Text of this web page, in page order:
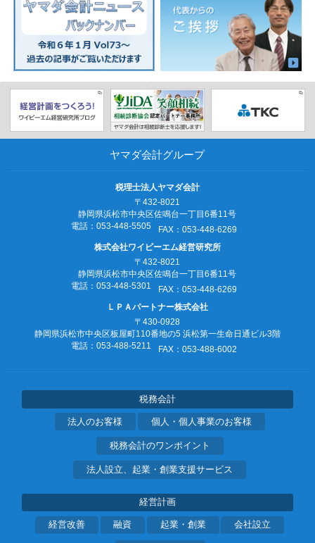
ヤマダ会計グループ
税理士法人ヤマダ会計
〒432-8021
静岡県浜松市中央区佐鳴台一丁目6番11号
電話：053‐448‐5505
FAX：053‐448‐6269
株式会社ワイビーエム経営研究所
〒432-8021
静岡県浜松市中央区佐鳴台一丁目6番11号
電話：053‐448‐5301
FAX：053‐448‐6269
ＬＰＡパートナー株式会社
〒430-0928
静岡県浜松市中央区板屋町110番地の5 浜松第一生命日通ビル3階
電話：053‐488‐5211
FAX：053‐488‐6002
税務会計
法人のお客様 個人・個人事業のお客様
税務会計のワンポイント
法人設立、起業・創業支援サービス
経営計画
経営改善 融資 起業・創業 会社設立